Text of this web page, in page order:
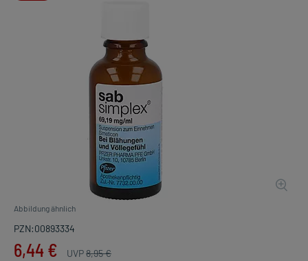
Abbildung ähnlich
PZN:00893334
6,44 € UVP8,95 €